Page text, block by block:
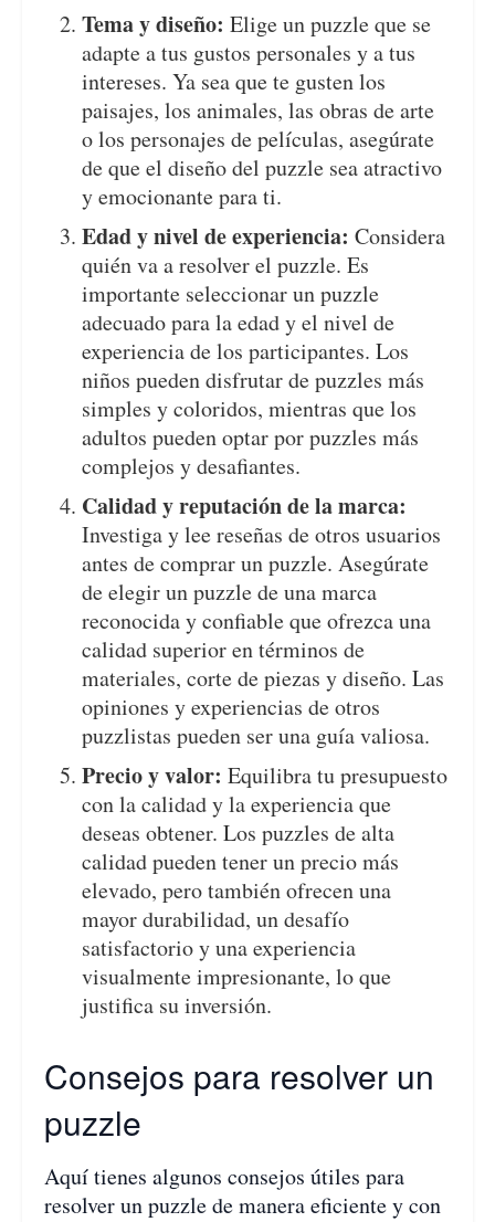
Tema y diseño: Elige un puzzle que se
adapte a tus gustos personales y a tus
intereses. Ya sea que te gusten los
paisajes, los animales, las obras de arte
o los personajes de películas, asegúrate
de que el diseño del puzzle sea atractivo
y emocionante para ti.
Edad y nivel de experiencia: Considera
quién va a resolver el puzzle. Es
importante seleccionar un puzzle
adecuado para la edad y el nivel de
experiencia de los participantes. Los
niños pueden disfrutar de puzzles más
simples y coloridos, mientras que los
adultos pueden optar por puzzles más
complejos y desafiantes.
Calidad y reputación de la marca:
Investiga y lee reseñas de otros usuarios
antes de comprar un puzzle. Asegúrate
de elegir un puzzle de una marca
reconocida y confiable que ofrezca una
calidad superior en términos de
materiales, corte de piezas y diseño. Las
opiniones y experiencias de otros
puzzlistas pueden ser una guía valiosa.
Precio y valor: Equilibra tu presupuesto
con la calidad y la experiencia que
deseas obtener. Los puzzles de alta
calidad pueden tener un precio más
elevado, pero también ofrecen una
mayor durabilidad, un desafío
satisfactorio y una experiencia
visualmente impresionante, lo que
justifica su inversión.
Consejos para resolver un
puzzle
Aquí tienes algunos consejos útiles para
resolver un puzzle de manera eficiente y con